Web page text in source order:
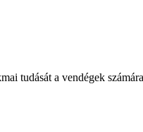
tudását a vendégek